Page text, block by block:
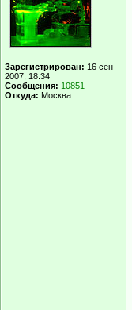
Зарегистрирован: 16 сен
2007, 18:34
Сообщения: 10851
Откуда: Москва